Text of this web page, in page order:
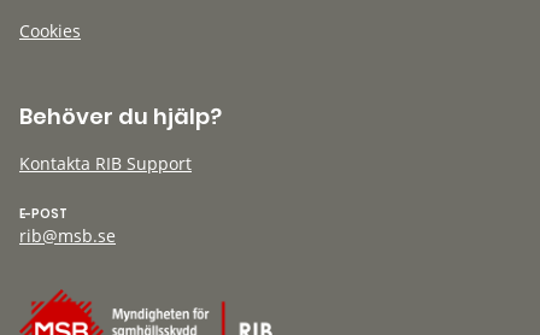
Cookies
Behöver du hjälp?
Kontakta RIB Support
E-POST
rib@msb.se